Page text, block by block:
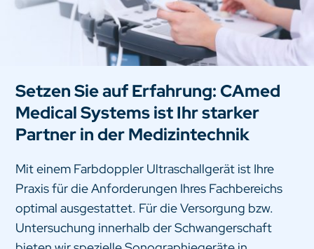
Setzen Sie auf Erfahrung: CAmed
Medical Systems ist Ihr starker
Partner in der Medizintechnik
Mit einem Farbdoppler Ultraschallgerät ist Ihre
Praxis für die Anforderungen Ihres Fachbereichs
optimal ausgestattet. Für die Versorgung bzw.
Untersuchung innerhalb der Schwangerschaft